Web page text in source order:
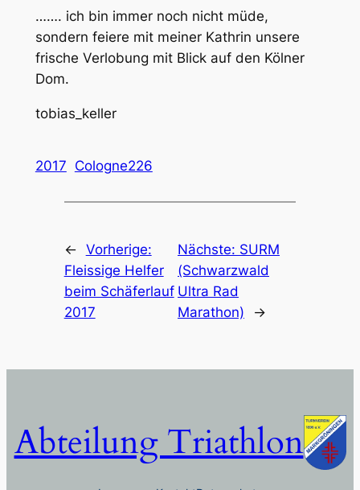
……. ich bin immer noch nicht müde,
sondern feiere mit meiner Kathrin unsere
frische Verlobung mit Blick auf den Kölner
Dom.
tobias_keller
2017 Cologne226
← Vorherige:
Fleissige Helfer
beim Schäferlauf
2017
Nächste: SURM
(Schwarzwald
Ultra Rad
Marathon)
→
Abteilung Triathlon